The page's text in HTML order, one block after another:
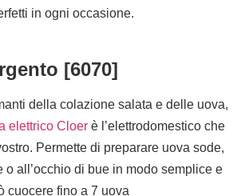
in ogni occasione.
[6070]
della colazione salata e delle uova,
elettrico Cloer è l’elettrodomestico che
Permette di preparare uova sode,
o all’occhio di bue in modo semplice e
cuocere fino a 7 uova